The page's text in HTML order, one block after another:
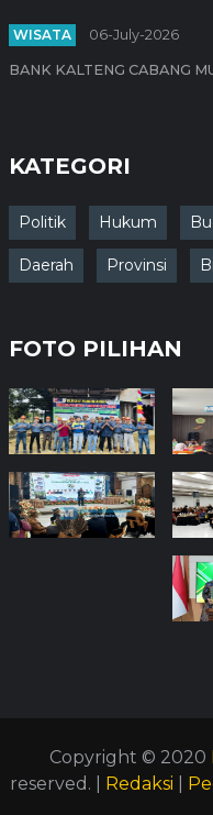
WISATA 06-July-2026
BANK KALTENG CABANG
KATEGORI
Politik Hukum
Daerah Provinsi
FOTO PILIHAN
Copyright © 2020
reserved. | Redaksi